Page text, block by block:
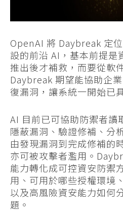
OpenAI 將 Daybreak 定
設的前沿 AI，基本前提是
推出後才補救，而要從軟
Daybreak 期望能協助企
復漏洞，讓系統一開始已
AI 目前已可協助防禦者讀
隱蔽漏洞、驗證修補、分
由發現漏洞到完成修補的
亦可被攻擊者濫用。
能力轉化成可控資安防禦
用、可用於哪些授權環境
以及高風險資安能力如何
題。